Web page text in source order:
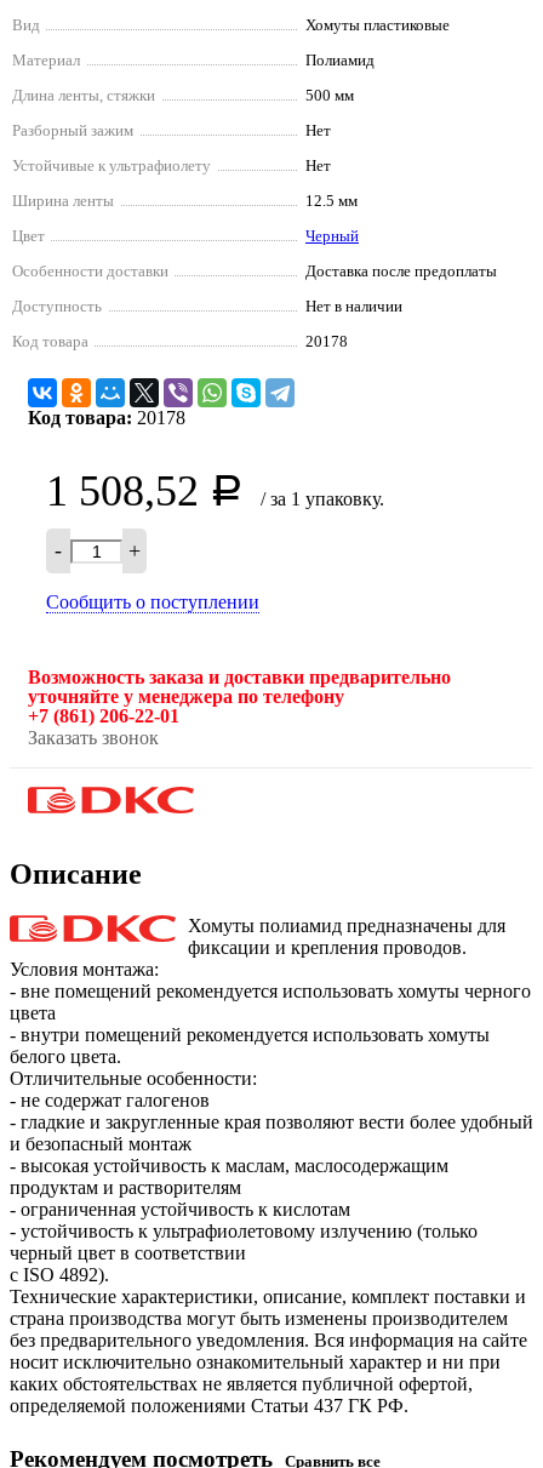
Вид
Хомуты пластиковые
Материал
Полиамид
Длина ленты, стяжки
500 мм
Разборный зажим
Нет
Устойчивые к ультрафиолету
Нет
Ширина ленты
12.5 мм
Цвет
Черный
Особенности доставки
Доставка после предоплаты
Доступность
Нет в наличии
Код товара
20178
Код товара: 20178
1 508,52 Р / за 1 упаковку.
- +
Сообщить о поступлении
Возможность заказа и доставки предварительно
уточняйте у менеджера по телефону
+7 (861) 206-22-01
Заказать звонок
Описание
Хомуты полиамид предназначены для
фиксации и крепления проводов.
Условия монтажа:
- вне помещений рекомендуется использовать хомуты черного
цвета
- внутри помещений рекомендуется использовать хомуты
белого цвета.
Отличительные особенности:
- не содержат галогенов
- гладкие и закругленные края позволяют вести более удобный
и безопасный монтаж
- высокая устойчивость к маслам, маслосодержащим
продуктам и растворителям
- ограниченная устойчивость к кислотам
- устойчивость к ультрафиолетовому излучению (только
черный цвет в соответствии
с ISO 4892).
Технические характеристики, описание, комплект поставки и
страна производства могут быть изменены производителем
без предварительного уведомления. Вся информация на сайте
носит исключительно ознакомительный характер и ни при
каких обстоятельствах не является публичной офертой,
определяемой положениями Статьи 437 ГК РФ.
Рекомендуем посмотреть Сравнить все